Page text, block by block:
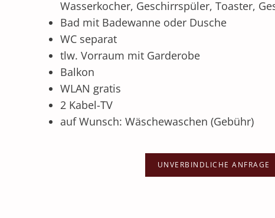
Wasserkocher, Geschirrspüler, Toaster,
Bad mit Badewanne oder Dusche
WC separat
tlw. Vorraum mit Garderobe
Balkon
WLAN gratis
2 Kabel-TV
auf Wunsch: Wäschewaschen (Gebühr)
UNVERBINDLICHE ANFRAGE